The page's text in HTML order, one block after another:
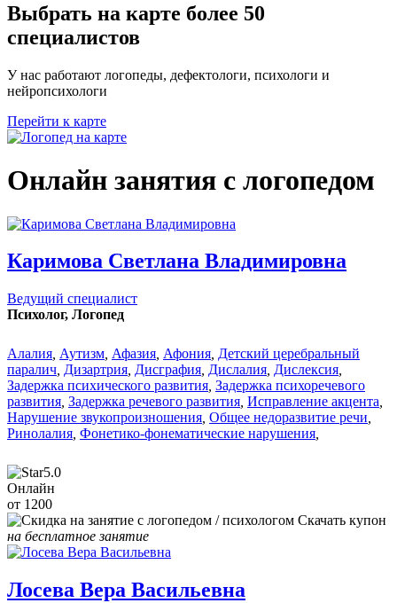
Выбрать на карте более 50
специалистов
У нас работают логопеды, дефектологи, психологи и
нейропсихологи
Перейти к карте
Онлайн занятия с логопедом
Каримова Светлана Владимировна
Ведущий специалист
Психолог, Логопед
Алалия Аутизм Афазия Афония Детский церебральный
паралич Дизартрия Дисграфия Дислалия Дислексия
Задержка психического развития Задержка психоречевого
развития Задержка речевого развития Исправление акцента
Нарушение звукопроизношения Общее недоразвитие речи
Ринолалия Фонетико-фонематические нарушения
5.0
Онлайн
от 1200
Скачать купон
на бесплатное занятие
Лосева Вера Васильевна